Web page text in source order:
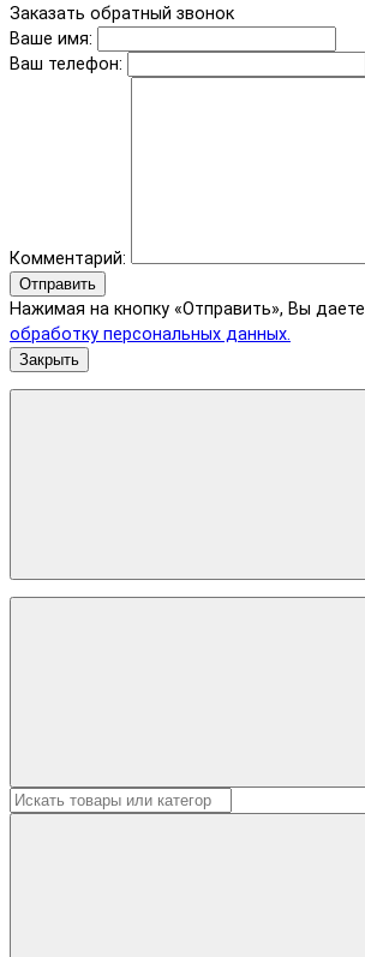
Заказать обратный звонок
Ваше имя:
Ваш телефон:
Комментарий:
Отправить
Нажимая на кнопку «Отправить», Вы даете
обработку персональных данных.
Закрыть